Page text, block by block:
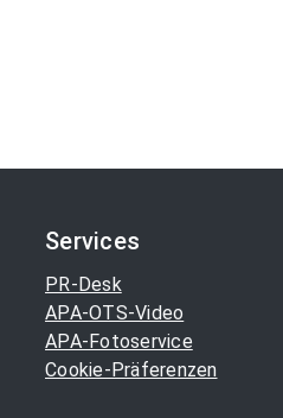
Services
PR-Desk
APA-OTS-Video
APA-Fotoservice
Cookie-Präferenzen